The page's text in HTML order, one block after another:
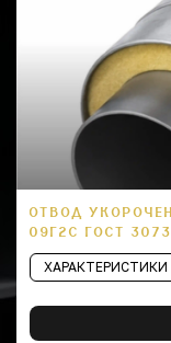
ОТВОД
09Г2С ГОСТ
ХАРАКТЕРИСТИКИ